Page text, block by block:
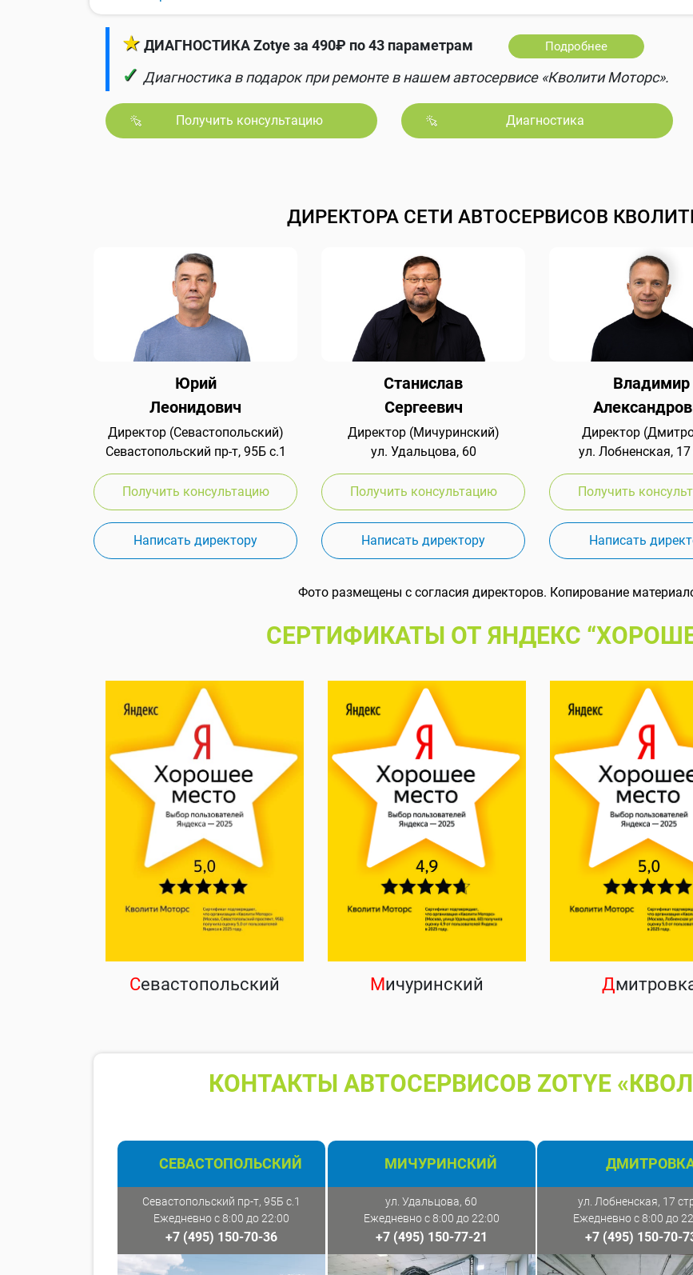
★ ДИАГНОСТИКА Zotye за 490₽ по 43 параметрам Подробнее
✓ Диагностика в подарок при ремонте в нашем автосервисе «Кволити Моторс».
Получить консультацию Диагностика
ДИРЕКТОРА СЕТИ АВТОСЕРВИСОВ
Юрий
Леонидович
Директор (Севастопольский)
Севастопольский пр-т, 95Б с.1
Получить консультацию
Написать директору
Станислав
Сергеевич
Директор (Мичуринский)
ул. Удальцова, 60
Получить консультацию
Написать директору
Владимир
Директор
ул. Лобненская, 17
Получить
Написать
Фото размещены с согласия директоров. Копирование
СЕРТИФИКАТЫ ОТ ЯНДЕКС
Севастопольский Мичуринский Д
КОНТАКТЫ АВТОСЕРВИСОВ ZOTYE
СЕВАСТОПОЛЬСКИЙ
Севастопольский пр-т, 95Б с.1
Ежедневно с 8:00 до 22:00
+7 (495) 150-70-36
МИЧУРИНСКИЙ
ул. Удальцова, 60
Ежедневно с 8:00 до 22:00
+7 (495) 150-77-21
ул. Лобненская, 17
Ежедневно с 8:00 до
+7 (495) 150-70-